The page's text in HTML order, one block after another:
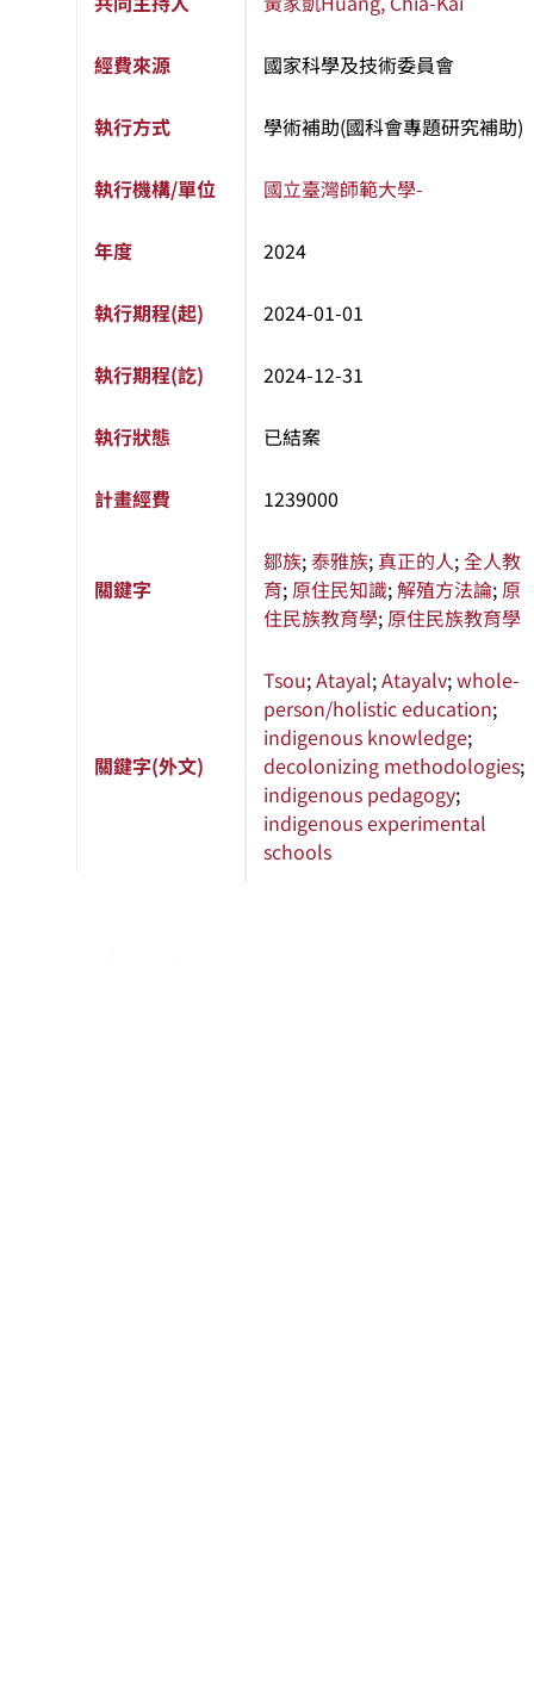
經費來源 國家科學及技術委員會
執行方式 學術補助(國科會專題研究補助)
執行機構/單位 國立臺灣師範大學-
年度 2024
執行期程(起) 2024-01-01
執行期程(訖) 2024-12-31
執行狀態 已結案
計畫經費 1239000
關鍵字
鄒族;泰雅族; 真正的人;全人教
育;原住民知識;解殖方法論;原
住民族教育學;原住民族教育學
關鍵字(外文)
Tsou;Atayal;Atayalv;whole-
person/holistic education;
indigenous knowledge;
decolonizing methodologies;
indigenous pedagogy;
indigenous experimental
schools